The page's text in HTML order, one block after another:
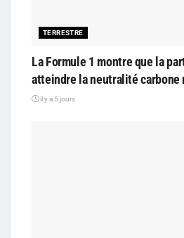
TERRESTRE
La Formule 1 montre que la
atteindre la neutralité carbone
il y a 5 jours